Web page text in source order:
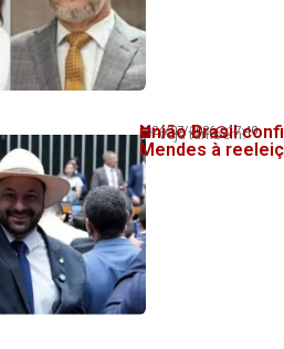
Veja também!
24/07/2026 17:40
União Brasil
Mendes à